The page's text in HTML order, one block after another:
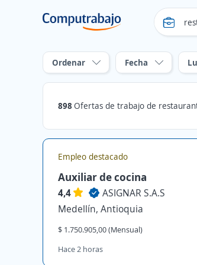
Ordenar Fecha
898 Ofertas de trabajo de restaurantes en
Empleo destacado
Auxiliar de cocina
4,4
ASIGNAR S.A.S
Medellín, Antioquia
$ 1.750.905,00 (Mensual)
Hace 2 horas